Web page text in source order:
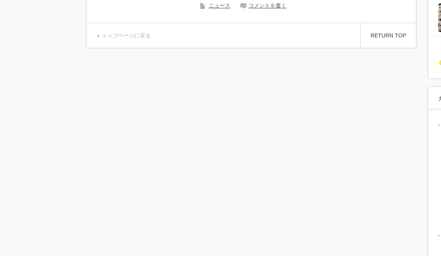
ニュース コメントを書く
トップページに戻る RETURN TOP